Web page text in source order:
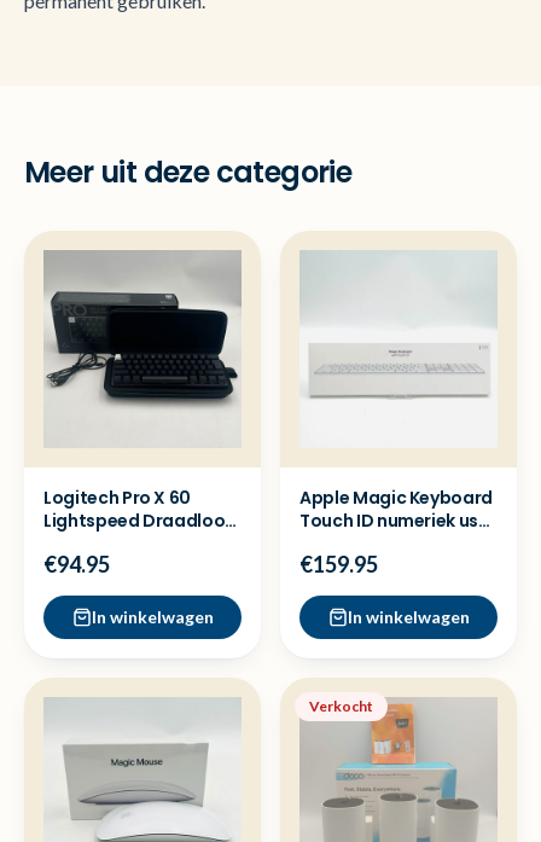
Meer uit deze categorie
Logitech Pro X 60
Lightspeed Draadloos
New
€94.95
In winkelwagen
Apple Magic Keyboard
Touch ID numeriek usb
€159.95
In winkelwagen
Verkocht